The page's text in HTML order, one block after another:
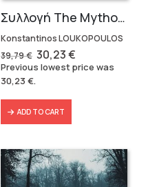
Συλλογή The Mythologist (2 βιβλία)
Konstantinos LOUKOPOULOS
39,79€ Original
price
was:
39,79 €.
30,23€Current
price
is:
Previous lowest price was
30,23€.
ADD TO CART